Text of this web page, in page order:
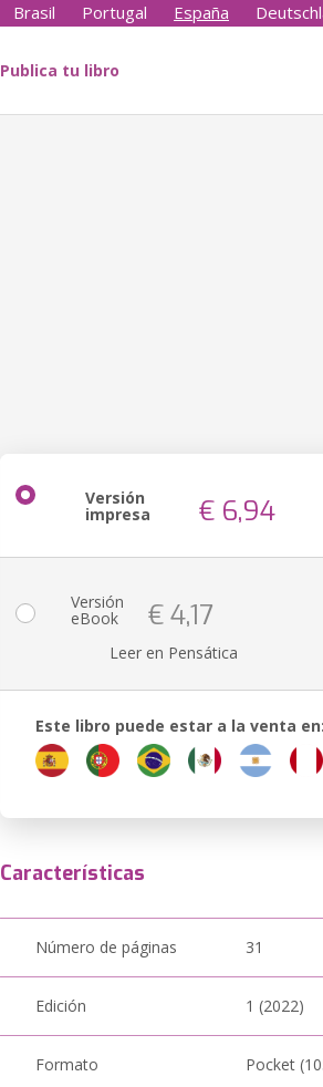
Brasil Portugal España
Publica tu libro
Versión
impresa € 6,94
Versión
eBook € 4,17
Leer en Pensática
Este libro puede estar a la venta en:
Características
Número de páginas 31
Edición 1 (2022)
Formato Pocket